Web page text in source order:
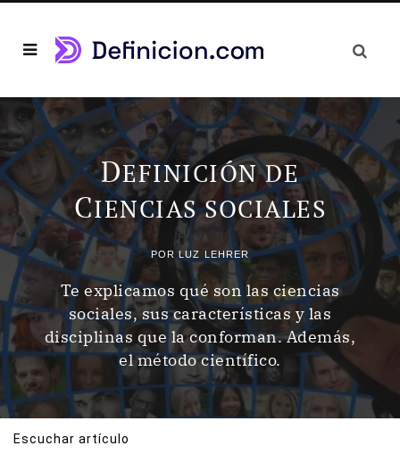
DEFINICIÓN DE
CIENCIAS SOCIALES
PORLUZ LEHRER
Te explicamos qué son las ciencias
sociales, sus características y las
disciplinas que la conforman. Además,
el método científico.
Escuchar artículo